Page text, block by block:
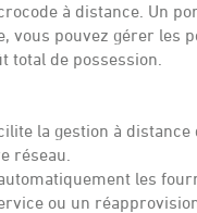
à distance. Un
vous pouvez gérer les
de possession.
la gestion à
réseau.
les
ou un